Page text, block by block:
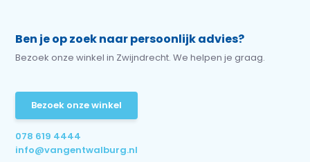
Ben je op zoek naar persoonlijk advies?
Bezoek onze winkel in Zwijndrecht. We helpen je graag.
Bezoek onze winkel
078 619 4444
info@vangentwalburg.nl